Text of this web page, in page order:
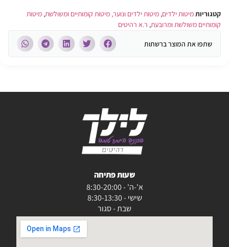
קטגוריותמיטות ילדים, מיטות ילדים ונוער, מיטות קומותיים ומשולשת, מיטות
קומותיים משולשת ומרובעת, ר.א רהיטים
שתפו את המוצר ברשתות
שעות פתיחה
א'-ה' - 8:30-20:00
שישי - 8:30-13:30
שבת - סגור